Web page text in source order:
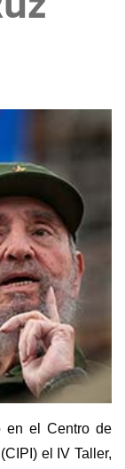
en el Centro de
el IV Taller,